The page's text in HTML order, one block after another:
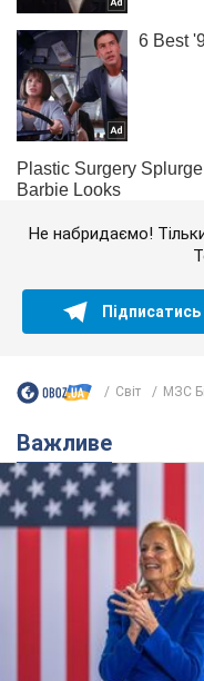
Не набридаємо!
Підписатись
Світ МЗС
Важливе